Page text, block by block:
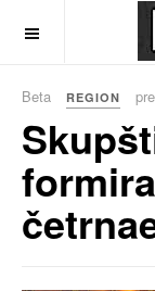
Beta REGION